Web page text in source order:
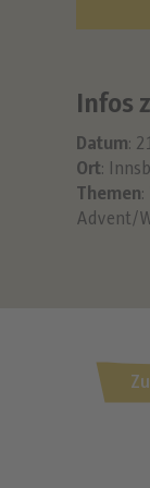
Infos
Datum:
Ort:
Themen:
Advent/